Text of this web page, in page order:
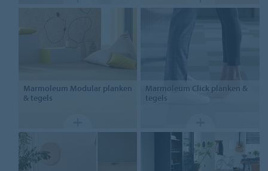
Marmoleum Modular planken
& tegels
Marmoleum Click planken &
tegels